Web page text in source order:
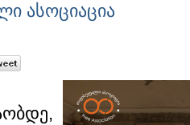
ასოციაცია